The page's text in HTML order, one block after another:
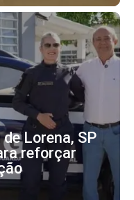
Lorena, SP
reforçar